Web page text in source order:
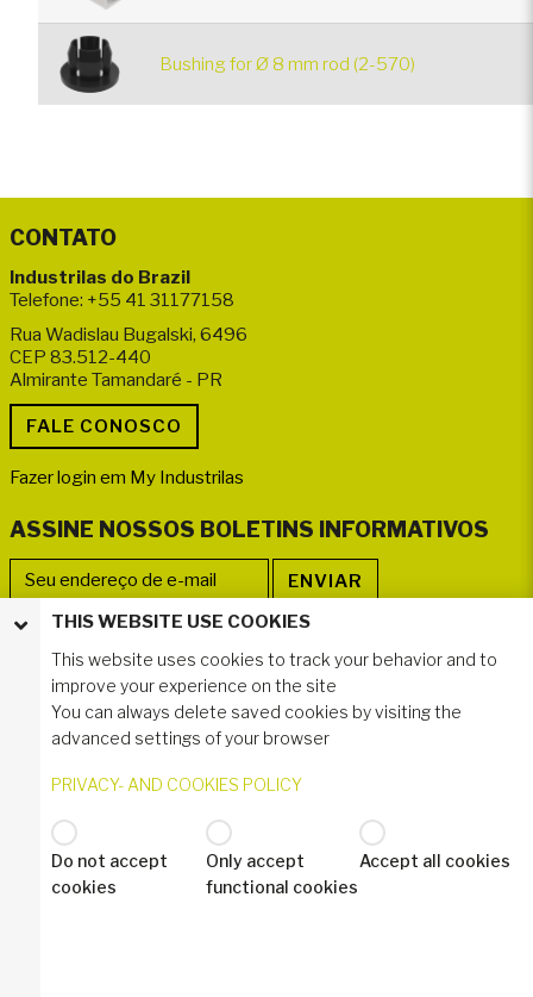
Bushing for Ø 8 mm rod (2-570)
CONTATO
Industrilas do Brazil
Telefone: +55 41 31177158
Rua Wadislau Bugalski, 6496
CEP 83.512-440
Almirante Tamandaré - PR
Fazer login em My Industrilas
ASSINE NOSSOS BOLETINS INFORMATIVOS
SIGA-NOS
THIS WEBSITE USE COOKIES
This website uses cookies to track your behavior and to
improve your experience on the site
You can always delete saved cookies by visiting the
advanced settings of your browser
PRIVACY- AND COOKIES POLICY
Do not accept
cookies
Only accept
functional cookies
Accept all cookies
© 2020 Industrilås AB